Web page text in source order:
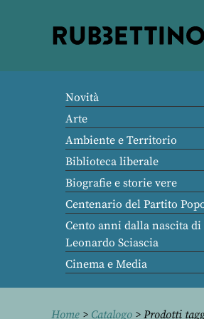
Novità
Arte
Ambiente e Territorio
Biblioteca liberale
Biografie e storie vere
Centenario del Partito
Cento anni dalla nascita di
Leonardo Sciascia
Cinema e Media
Home > Catalogo > Prodotti